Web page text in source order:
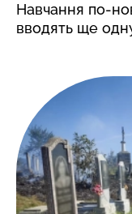
Навчання по-
вводять ще